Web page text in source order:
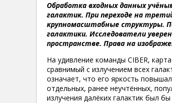
Обработка входных данных
галактик. При переходе на
крупномасштабные структуры.
галактики. Исследователи
пространстве. Права на
На удивление команды CIBER,
сравнимый с излучением всех
означает, что его яркость
отдельных, ранее неучтённых,
излучения далёких галактик был